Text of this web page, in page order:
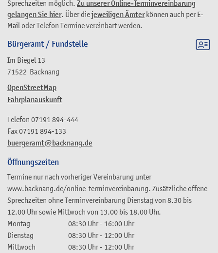
Sprechzeiten möglich. Zu unserer Online-Terminvereinbarung
gelangen Sie hier. Über diejeweiligen Ämterkönnen auch per E-
Mail oder Telefon Termine vereinbart werden.
Bürgeramt / Fundstelle
Im Biegel 13
71522 Backnang
OpenStreetMap
Fahrplanauskunft
buergeramt@backnang.de
Telefon 07191 894-444
Fax07191 894-133
Öffnungszeiten
Termine nur nach vorheriger Vereinbarung unter
www.backnang.de/online-terminvereinbarung. Zusätzliche offene
Sprechzeiten ohne Terminvereinbarung Dienstag von 8.30 bis
12.00 Uhr sowie Mittwoch von 13.00 bis 18.00 Uhr.
Montag
08:30 Uhr- 16:00 Uhr
Dienstag
08:30 Uhr- 12:00 Uhr
Mittwoch
08:30 Uhr- 12:00 Uhr